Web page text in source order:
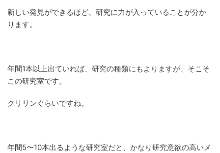
新しい発見ができるほど、研究に力が入っていることが分か
ります。
年間1本以上出ていれば、研究の種類にもよりますが、そこそ
この研究室です。
クリリンぐらいですね。
年間5〜10本出るような研究室だと、かなり研究意欲の高いメ